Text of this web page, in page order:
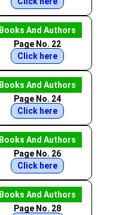
Books And Authors
Page No. 22
Click here
Books And Authors
Page No. 24
Click here
Books And Authors
Page No. 26
Click here
Books And Authors
Page No. 28